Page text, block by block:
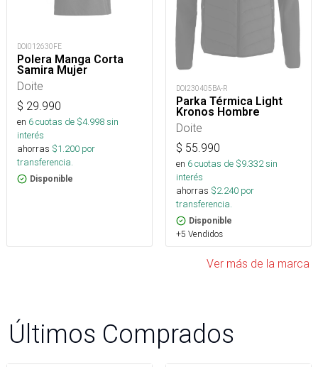
DOI012630FE
Polera Manga Corta
Samira Mujer
Doite
$ 29.990
en 6cuotas de $4.998sin
interés
ahorras $1.200 por
transferencia.
Disponible
DOI230405BA-R
Parka Térmica Light
Kronos Hombre
Doite
$ 55.990
en 6cuotas de $9.332sin
interés
ahorras $2.240 por
transferencia.
Disponible
+5 Vendidos
Ver más de la marca
Últimos Comprados